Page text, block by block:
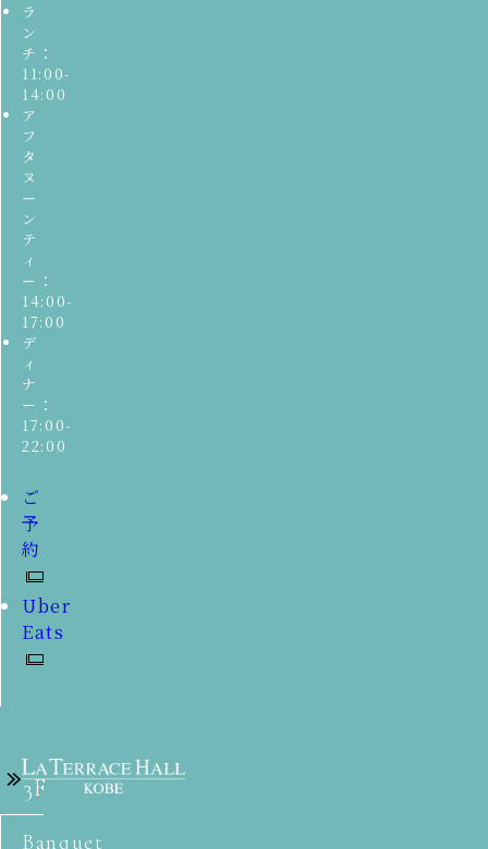
ラ
ン
チ：
11:00-
14:00
ア
フ
タ
ヌ
ー
ン
テ
ィ
ー：
14:00-
17:00
デ
ィ
ナ
ー：
17:00-
22:00
ご
予
約
Uber
Eats
3F
Banquet